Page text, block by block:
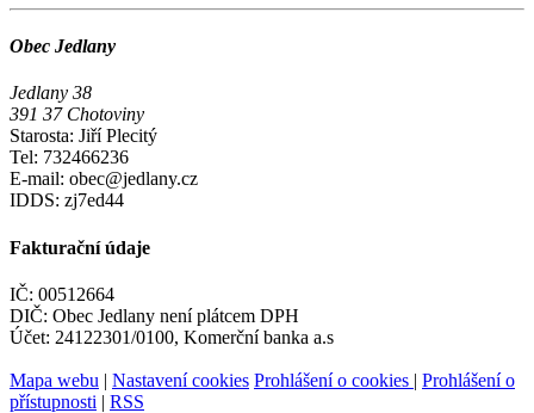
Obec Jedlany
Jedlany 38
391 37 Chotoviny
Starosta: Jiří Plecitý
Tel: 732466236
E-mail: obec@jedlany.cz
IDDS: zj7ed44
Fakturační údaje
IČ: 00512664
DIČ: Obec Jedlany není plátcem DPH
Účet: 24122301/0100, Komerční banka a.s
Mapa webu | Nastavení cookies Prohlášení o cookies | Prohlášení o
přístupnosti | RSS